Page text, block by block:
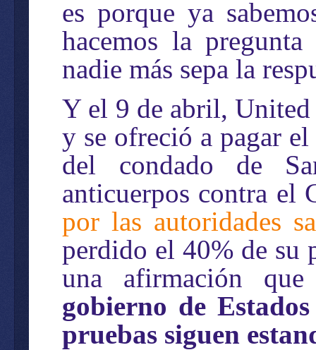
es porque ya
hacemos la
nadie más sepa la
Y el 9 de abril, United
y se ofreció a pagar
del condado de
anticuerpos contra
por las autoridades
perdido el 40% de su
una afirmación
gobierno de
pruebas siguen